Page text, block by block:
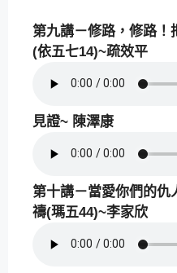
第九講－修路，修路！
(依五七14)~疏效平
見證~ 陳澤康
第十講－當愛你們的仇
禱(瑪五44)~李家欣